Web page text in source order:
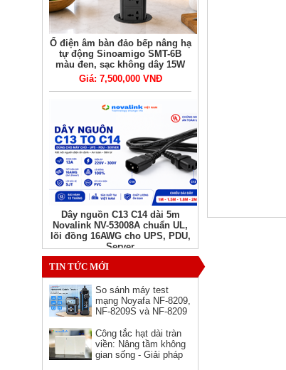
Ổ điện âm bàn đảo bếp nâng hạ
tự động Sinoamigo SMT-6B
màu đen, sạc không dây 15W
Giá: 7,500,000 VNĐ
Dây nguồn C13 C14 dài 5m
Novalink NV-53008A chuẩn UL,
lõi đồng 16AWG cho UPS, PDU,
Server
Giá: Liên hệ
TIN TỨC MỚI
So sánh máy test
mạng Noyafa NF-8209,
NF-8209S và NF-8209
bản nào?
Công tắc hạt dài tràn
viền: Nâng tầm không
gian sống - Giải pháp